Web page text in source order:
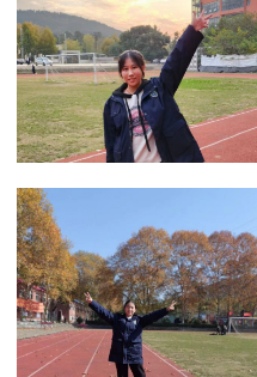
八（1）班李... +more